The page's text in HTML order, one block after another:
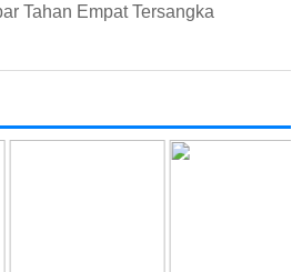
Tahan Empat Tersangka